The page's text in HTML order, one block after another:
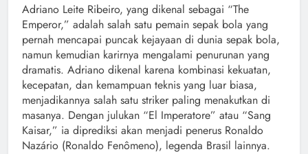
Adriano Leite Ribeiro, yang dikenal sebagai “The
Emperor,” adalah salah satu pemain sepak bola yang
pernah mencapai puncak kejayaan di dunia sepak bola,
namun kemudian karirnya mengalami penurunan yang
dramatis. Adriano dikenal karena kombinasi kekuatan,
kecepatan, dan kemampuan teknis yang luar biasa,
menjadikannya salah satu striker paling menakutkan di
masanya. Dengan julukan “El Imperatore” atau “Sang
Kaisar,” ia diprediksi akan menjadi penerus Ronaldo
Nazário (Ronaldo Fenômeno), legenda Brasil lainnya.